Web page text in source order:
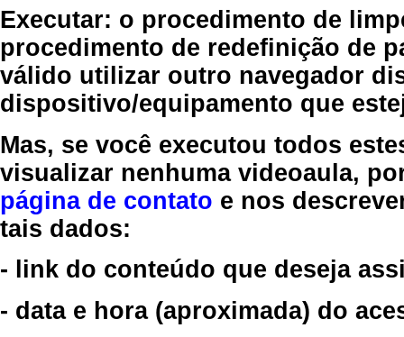
Executar: o procedimento de
procedimento de redefinição de
válido utilizar outro navegador
dispositivo/equipamento que
Mas, se você executou todos
visualizar nenhuma videoaula,
página de contato e nos
tais dados:
- link do conteúdo que deseja
- data e hora (aproximada) do